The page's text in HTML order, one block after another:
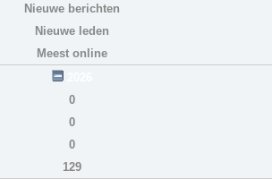
Nieuwe berichten
Nieuwe leden
Meest online
0
0
0
129